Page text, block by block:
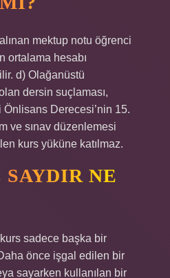
mektup notu öğrenci
ortalama hesabı
d) Olağanüstü
dersin suçlaması,
Derecesi’nin 15.
ve sınav düzenlemesi
kurs yüküne katılmaz.
SAYDIR NE
sadece başka bir
önce işgal edilen bir
sayarken kullanılan bir